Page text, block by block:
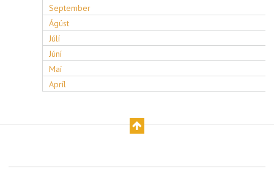
September
Ágúst
Júlí
Júní
Maí
Apríl